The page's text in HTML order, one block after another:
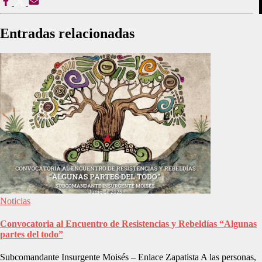
Entradas relacionadas
Noticias
Convocatoria al Encuentro de Resistencias y Rebeldías “Algunas
partes del todo”
Subcomandante Insurgente Moisés – Enlace Zapatista A las personas,